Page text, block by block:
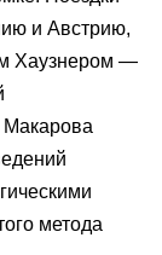
и Австрию,
Хаузнером —
Макарова
метода